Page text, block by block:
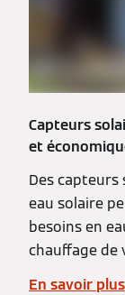
Capteurs
et
Des
eau solaire
besoins en
chauffage de
En savoir plus